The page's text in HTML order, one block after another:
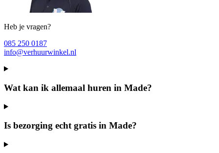
Heb je vragen?
085 250 0187
info@verhuurwinkel.nl
Wat kan ik allemaal huren in Made?
Is bezorging echt gratis in Made?